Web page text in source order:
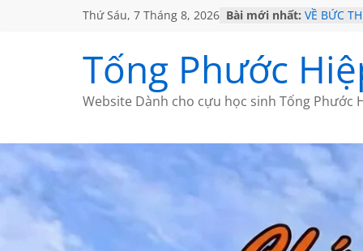
Thứ Sáu, 7 Tháng 8, 2026 Bài mới nhất: VỀ BỨC
MỘT ĐỜI
SÁCH
BẤT
CÀ PHÊ
Tống Phước
Website Dành cho cựu học sinh Tống Phước